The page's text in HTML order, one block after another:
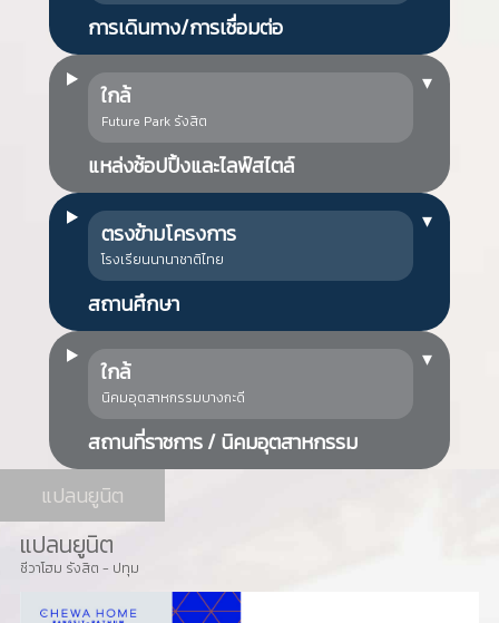
การเดินทาง/การเชื่อมต่อ
ใกล้
Future Park รังสิต
แหล่งช้อปปิ้งและไลฟ์สไตล์
▾
ตรงข้ามโครงการ
โรงเรียนนานาชาติไทย
สถานศึกษา
▾
ใกล้
นิคมอุตสาหกรรมบางกะดี
สถานที่ราชการ / นิคมอุตสาหกรรม
▾
แปลนยูนิต
แปลนยูนิต
ชีวาโฮม รังสิต - ปทุม